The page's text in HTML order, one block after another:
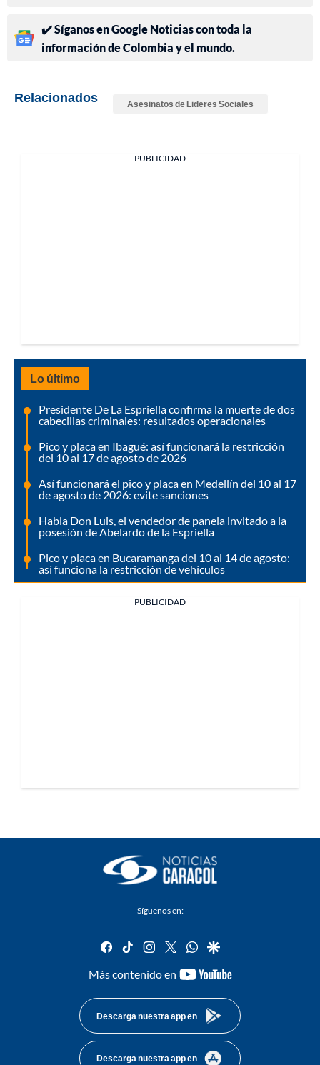
✔️ Síganos en Google Noticias con toda la
información de Colombia y el mundo.
Relacionados Asesinatos de Lideres Sociales
PUBLICIDAD
Lo último
Presidente De La Espriella confirma la muerte de dos
cabecillas criminales: resultados operacionales
Pico y placa en Ibagué: así funcionará la restricción
del 10 al 17 de agosto de 2026
Así funcionará el pico y placa en Medellín del 10 al 17
de agosto de 2026: evite sanciones
Habla Don Luis, el vendedor de panela invitado a la
posesión de Abelardo de la Espriella
Pico y placa en Bucaramanga del 10 al 14 de agosto:
así funciona la restricción de vehículos
PUBLICIDAD
Síguenos en:
facebook
tiktok instagram
twitterwhatsapp
google
Más contenido en
youtube-
Descarga nuestra app en
Descarga nuestra app en